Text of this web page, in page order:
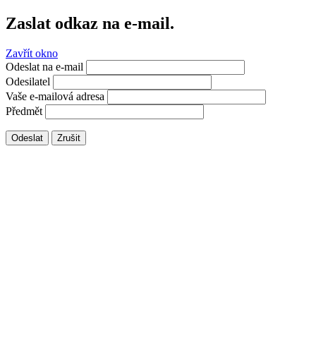
Zaslat odkaz na e-mail.
Zavřít okno
Odeslat na e-mail
Odesilatel
Vaše e-mailová adresa
Předmět
Odeslat Zrušit